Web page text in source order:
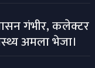
गंभीर, कलेक्टर
अमला भेजा।